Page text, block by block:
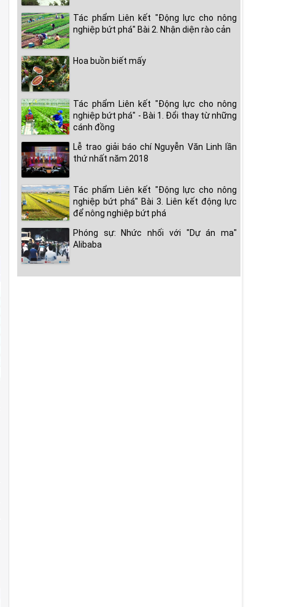
Tác phẩm Liên kết "Động lực cho nông
nghiệp bứt phá" Bài 2. Nhận diện rào cản
Hoa buồn biết mấy
Tác phẩm Liên kết "Động lực cho nông
nghiệp bứt phá" - Bài 1. Đổi thay từ những
cánh đồng
Lễ trao giải báo chí Nguyễn Văn Linh lần
thứ nhất năm 2018
Tác phẩm Liên kết "Động lực cho nông
nghiệp bứt phá" Bài 3. Liên kết động lực
để nông nghiệp bứt phá
Phóng sự: Nhức nhối với "Dự án ma"
Alibaba